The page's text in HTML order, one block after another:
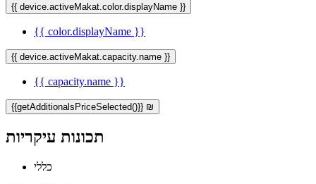
{{ device.activeMakat.color.displayName }}
{{ color.displayName }}
{{ device.activeMakat.capacity.name }}
{{ capacity.name }}
{{getAdditionalsPriceSelected()}} ₪
תכונות עיקריות
כללי